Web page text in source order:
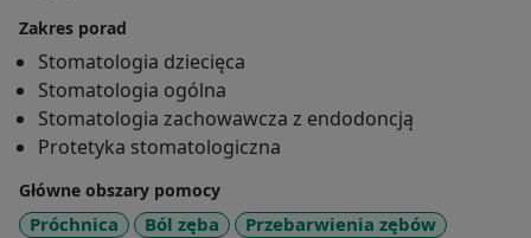
kompleksowo. Zajmuję się leczeniem endodontycznym
pod mikroskopem, leczeniem protetycznym i
chirurgicznym. Praca jest moją pasją, dlatego stałe się
dokształcam, biorąc udział w szkoleniach i
uczestnicząc w konferencjach naukowych.
Od grudnia tego roku przyjmuję pacjentów w
nowopowstałym gabinecie Calmamed.
Zakres porad
Stomatologia dziecięca
Stomatologia ogólna
Stomatologia zachowawcza z endodoncją
Protetyka stomatologiczna
Główne obszary pomocy
Próchnica Ból zęba
Przebarwienia zębów